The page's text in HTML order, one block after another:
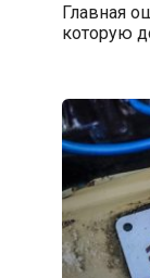
Главная
которую